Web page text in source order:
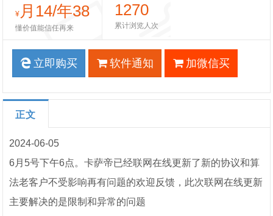
¥ 月14/年38
懂价值能信任再来
1270
累计浏览人次
立即购买 软件通知 加微信买
正文
2024-06-05
6月5号下午6点。卡萨帝已经联网在线更新了新的协议和算
法老客户不受影响再有问题的欢迎反馈，此次联网在线更新
主要解决的是限制和异常的问题